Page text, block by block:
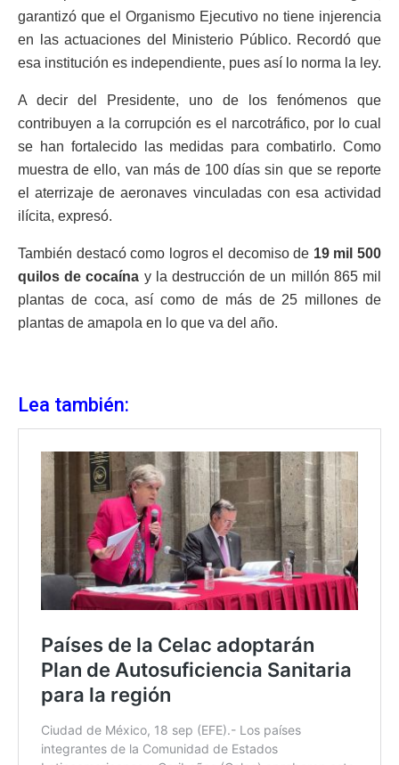
garantizó que el Organismo Ejecutivo no tiene injerencia
en las actuaciones del Ministerio Público. Recordó que
esa institución es independiente, pues así lo norma la ley.
A decir del Presidente, uno de los fenómenos que
contribuyen a la corrupción es el narcotráfico, por lo cual
se han fortalecido las medidas para combatirlo. Como
muestra de ello, van más de 100 días sin que se reporte
el aterrizaje de aeronaves vinculadas con esa actividad
ilícita, expresó.
También destacó como logros el decomiso de 19 mil 500
quilos de cocaína y la destrucción de un millón 865 mil
plantas de coca, así como de más de 25 millones de
plantas de amapola en lo que va del año.
Lea también: